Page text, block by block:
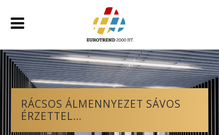
RÁCSOS ÁLMENNYEZET SÁVOS
ÉRZETTEL…